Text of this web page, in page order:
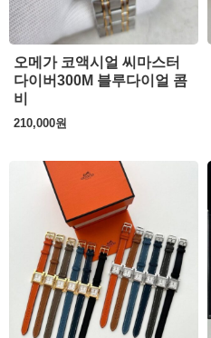
오메가 코액시얼 씨마스터
다이버300M 블루다이얼 콤
비
210,000원